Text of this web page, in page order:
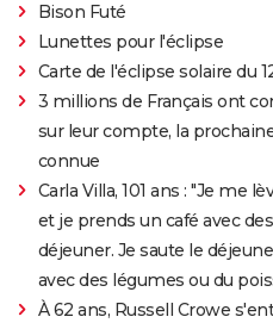
Bison Futé
Lunettes pour l'éclipse
Carte de l'éclipse solaire du
3 millions de Français ont
sur leur compte, la
connue
Carla Villa, 101 ans : "Je me
et je prends un café avec
déjeuner. Je saute le
avec des légumes ou du
À 62 ans, Russell Crowe